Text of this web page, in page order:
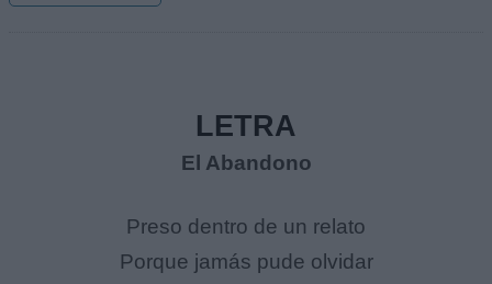
LETRA
El Abandono
Preso dentro de un relato
Porque jamás pude olvidar